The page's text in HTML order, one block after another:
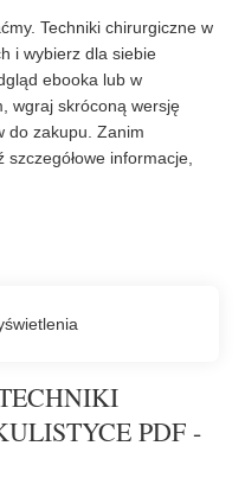
Techniki chirurgiczne w
i wybierz dla siebie
ebooka lub w
wgraj skróconą wersję
do zakupu. Zanim
informacje,
PDF -